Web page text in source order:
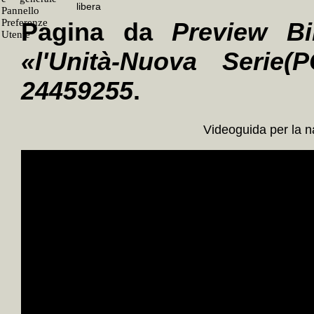
Pagina da Preview
«l'Unità-Nuova
24459255.
Videoguida per la